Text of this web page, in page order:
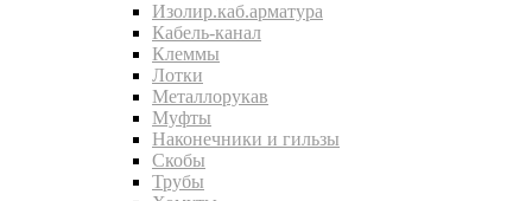
Изолир.каб.арматура
Кабель-канал
Клеммы
Лотки
Металлорукав
Муфты
Наконечники и гильзы
Скобы
Трубы